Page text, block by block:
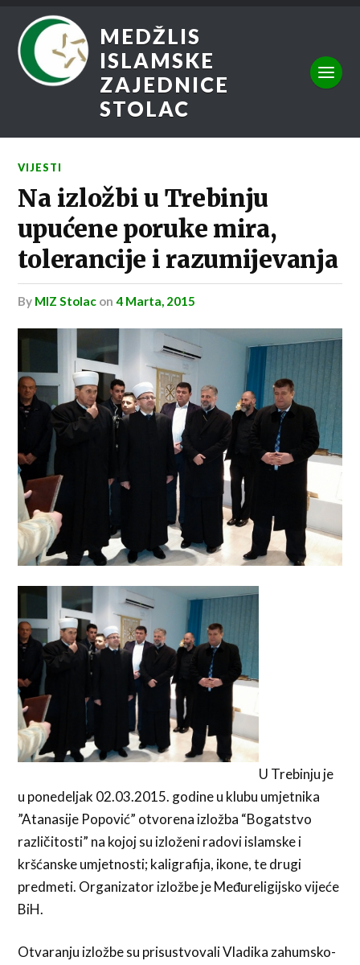
MEDŽLIS
ISLAMSKE
ZAJEDNICE
STOLAC
VIJESTI
Na izložbi u Trebinju
upućene poruke mira,
tolerancije i razumijevanja
by MIZ Stolac on4 Marta, 2015
U Trebinju je
u ponedeljak 02.03.2015. godine u klubu umjetnika
”Atanasije Popović” otvorena izložba “Bogatstvo
različitosti” na kojoj su izloženi radovi islamske i
kršćanske umjetnosti; kaligrafija, ikone, te drugi
predmeti. Organizator izložbe je Međureligijsko vijeće
BiH.
Otvaranju izložbe su prisustvovali Vladika zahumsko-